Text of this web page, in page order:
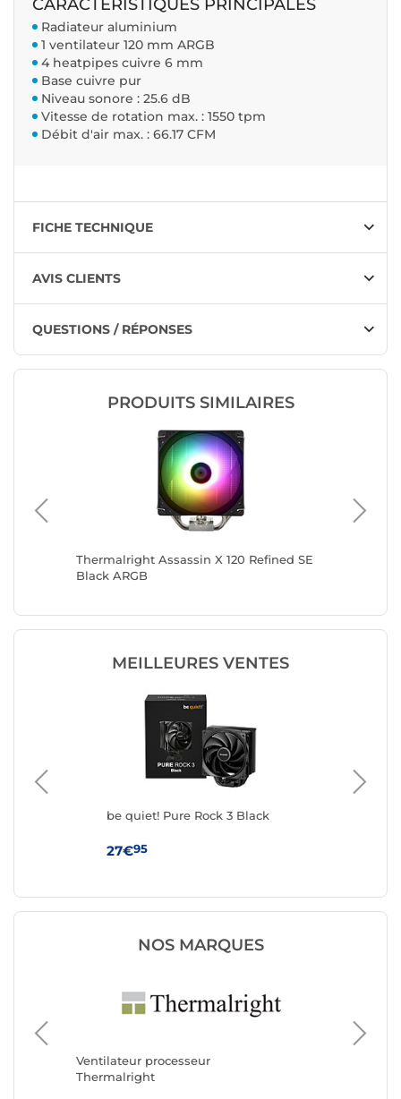
CARACTÉRISTIQUES PRINCIPALES
Radiateur aluminium
1 ventilateur 120 mm ARGB
4 heatpipes cuivre 6 mm
Base cuivre pur
Niveau sonore : 25.6 dB
Vitesse de rotation max. : 1550 tpm
Débit d'air max. : 66.17 CFM
FICHE TECHNIQUE
AVIS CLIENTS
QUESTIONS / RÉPONSES
PRODUITS SIMILAIRES
Thermalright Assassin X 120 Refined SE
Black ARGB
MEILLEURES VENTES
be quiet! Pure Rock 3 Black
27€95
NOS MARQUES
Ventilateur processeur
Thermalright
Noctua